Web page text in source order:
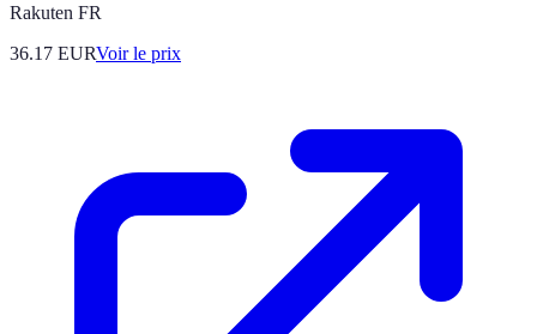
Rakuten FR
36.17 EURVoir le prix